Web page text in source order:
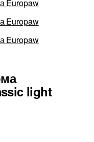
light